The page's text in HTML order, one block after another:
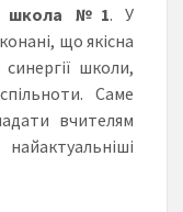
школа №1. У
що якісна
школи,
Саме
вчителям